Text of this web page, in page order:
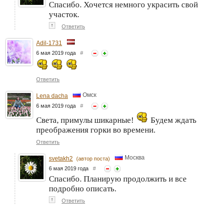
Спасибо. Хочется немного украсить свой
участок.
↑ Ответить
Adil-1731
6 мая 2019 года #
Ответить
Lena dacha Омск
6 мая 2019 года #
Света, примулы шикарные!
Будем ждать
преображения горки во времени.
Ответить
svetakh2 (автор поста) Москва
6 мая 2019 года #
Спасибо. Планирую продолжить и все
подробно описать.
↑ Ответить